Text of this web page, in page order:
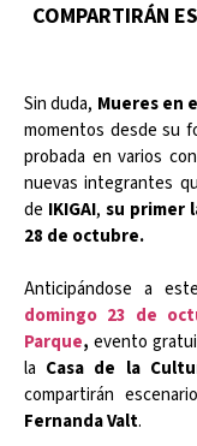
COMPARTIRÁN
Sin duda, Mueres en
momentos desde su
probada en varios
nuevas integrantes
de IKIGAI, su primer
28 de octubre.
Anticipándose a
domingo 23 de
Parque, evento
la Casa de la
compartirán
Fernanda Valt.